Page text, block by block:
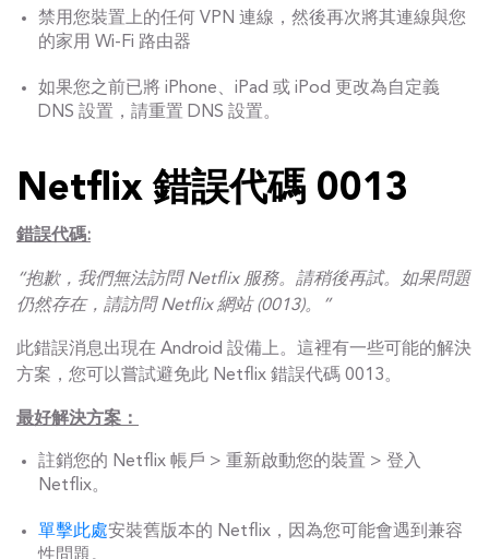
禁用您裝置上的任何 VPN 連線，然後再次將其連線與您
的家用 Wi-Fi 路由器
如果您之前已將 iPhone、iPad 或 iPod 更改為自定義
DNS 設置，請重置 DNS 設置。
Netflix 錯誤代碼 0013
錯誤代碼:
“抱歉，我們無法訪問 Netflix 服務。請稍後再試。如果問題
仍然存在，請訪問 Netflix 網站 (0013)。”
此錯誤消息出現在 Android 設備上。這裡有一些可能的解決
方案，您可以嘗試避免此 Netflix 錯誤代碼 0013。
最好解決方案：
註銷您的 Netflix 帳戶 > 重新啟動您的裝置 > 登入
Netflix。
單擊此處安裝舊版本的 Netflix，因為您可能會遇到兼容